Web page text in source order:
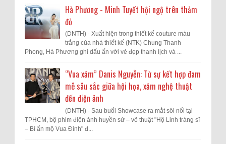
Hà Phương - Minh Tuyết hội ngộ trên thảm
đỏ
(DNTH) - Xuất hiện trong thiết kế couture màu
trắng của nhà thiết kế (NTK) Chung Thanh
Phong, Hà Phương ghi dấu ấn với vẻ đẹp thanh lịch và ...
“Vua xăm” Danis Nguyễn: Từ sự kết hợp đam
mê sâu sắc giữa hội họa, xăm nghệ thuật
đến điện ảnh
(DNTH) - Sau buổi Showcase ra mắt sôi nổi tại
TPHCM, bộ phim điện ảnh huyền sử – võ thuật "Hộ Linh tráng sĩ
– Bí ẩn mộ Vua Đinh" đ...